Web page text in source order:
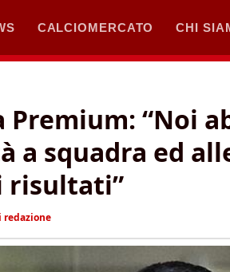
CALCIOMERCATO CHI
Premium: “Noi
a squadra ed
risultati”
redazione